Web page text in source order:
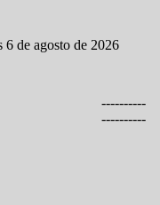
de agosto de 2026
----------
----------